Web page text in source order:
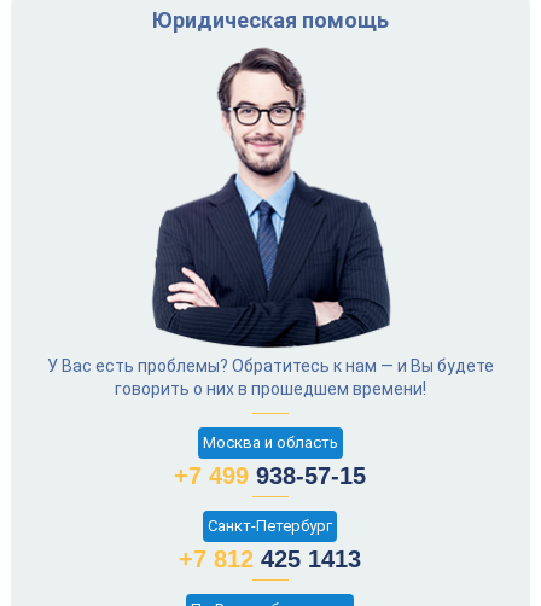
Юридическая помощь
У Вас есть проблемы? Обратитесь к нам — и Вы будете
говорить о них в прошедшем времени!
Москва и область
+7 499 938-57-15
Санкт-Петербург
+7 812 425 1413